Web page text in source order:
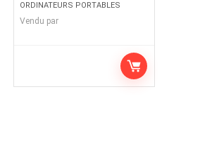
ORDINATEURS PORTABLES
Vendu par